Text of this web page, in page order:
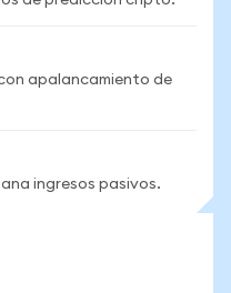
apalancamiento de
ingresos pasivos.